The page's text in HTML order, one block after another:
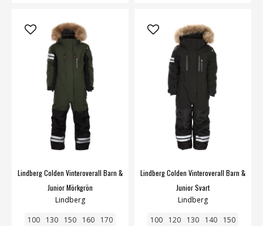
Lindberg Colden Vinteroverall Barn &
Junior Mörkgrön
Lindberg
100 130 150 160 170
Lindberg Colden Vinteroverall Barn &
Junior Svart
Lindberg
100 120 130 140 150